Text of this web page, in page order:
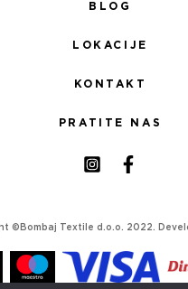
BLOG
LOKACIJE
KONTAKT
PRATITE NAS
©Bombaj Textile d.o.o. 2022.